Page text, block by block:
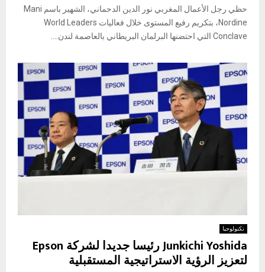
حظي رجل الأعمال المغربي نور الدين الدحماني، الشهير باسم Mani
Nordine، بتكريم رفيع المستوى خلال فعاليات World Leaders
Conclave التي احتضنها البرلمان البريطاني بالعاصمة لندن....
تكنولوجيا
Junkichi Yoshida رئيسا جديدا لشركة Epson
لتعزيز الرؤية الاستراتيجية المستقبلية